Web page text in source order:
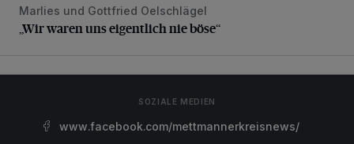
„Wir waren uns eigentlich nie böse“
Marlies und Gottfried Oelschlägel
„Wir waren uns eigentlich nie böse“
SOZIALE MEDIEN
www.facebook.com/mettmannerkreisnews/